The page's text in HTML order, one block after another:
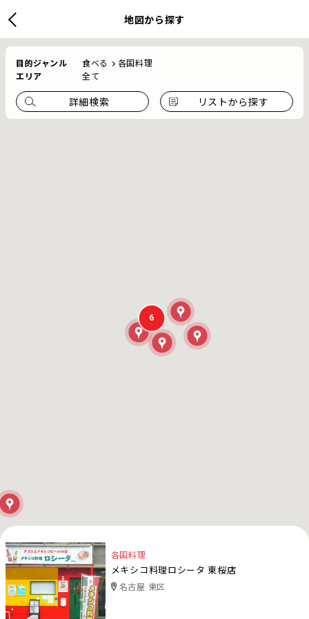
地図から探す
目的ジャンル 食べる
各国料理
エリア
全て
詳細検索 リストから探す
各国料理
メキシコ料理ロシータ 東桜店
名古屋 東区
6